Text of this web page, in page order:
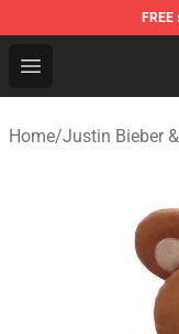
FREE
Open menu
Justin Bieber
Home/Justin Bieber